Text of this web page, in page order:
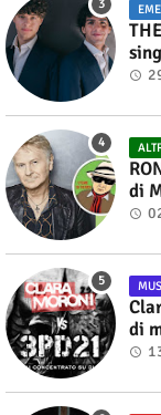
di
di